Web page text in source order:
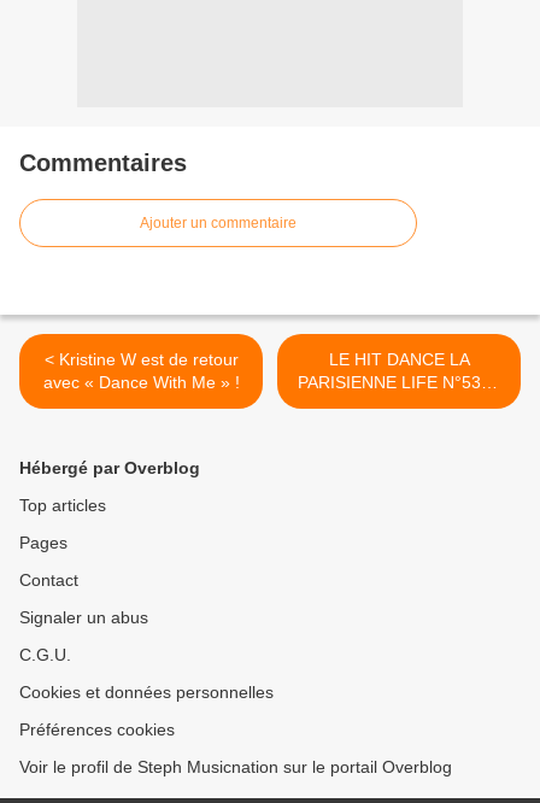
Commentaires
Ajouter un commentaire
< Kristine W est de retour
avec « Dance With Me » !
LE HIT DANCE LA
PARISIENNE LIFE N°532 -
22 MAI 2026 >
Hébergé par Overblog
Top articles
Pages
Contact
Signaler un abus
C.G.U.
Cookies et données personnelles
Préférences cookies
Voir le profil de Steph Musicnation sur le portail Overblog